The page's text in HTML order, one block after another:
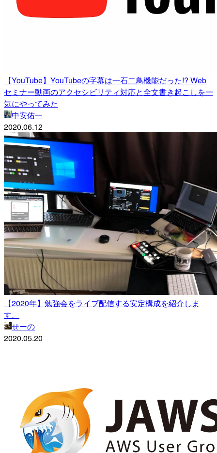
【YouTube】YouTubeの字幕は一石二鳥機能だった!? Web
セミナー動画のアクセシビリティ対応と全文書き起こしを一
気にやってみた
中安佑一
2020.06.12
【2020年】勉強会をライブ配信する安定構成を紹介しま
す。
せーの
2020.05.20